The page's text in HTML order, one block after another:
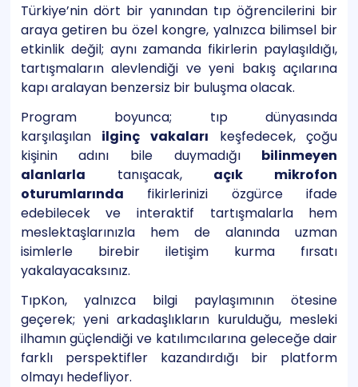
Türkiye’nin dört bir yanından tıp öğrencilerini bir
araya getiren bu özel kongre, yalnızca bilimsel bir
etkinlik değil; aynı zamanda fikirlerin paylaşıldığı,
tartışmaların alevlendiği ve yeni bakış açılarına
kapı aralayan benzersiz bir buluşma olacak.
Program boyunca; tıp dünyasında
karşılaşılan ilginç vakaları keşfedecek, çoğu
kişinin adını bile duymadığı bilinmeyen
alanlarla tanışacak, açık mikrofon
oturumlarında fikirlerinizi özgürce ifade
edebilecek ve interaktif tartışmalarla hem
meslektaşlarınızla hem de alanında uzman
isimlerle birebir iletişim kurma fırsatı
yakalayacaksınız.
TıpKon, yalnızca bilgi paylaşımının ötesine
geçerek; yeni arkadaşlıkların kurulduğu, mesleki
ilhamın güçlendiği ve katılımcılarına geleceğe dair
farklı perspektifler kazandırdığı bir platform
olmayı hedefliyor.